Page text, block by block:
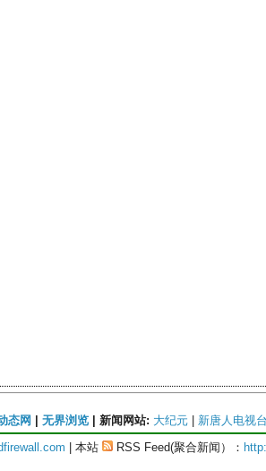
态网 无界浏览 新闻网站: 大纪元 新唐人电视台
| 本站 RSS Feed(聚合新闻）：